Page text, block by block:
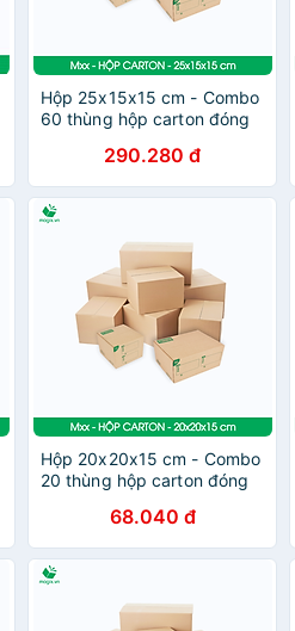
Hộp 25x15x15 cm - Combo
60 thùng hộp carton đóng
290.280 đ
Hộp 20x20x15 cm - Combo
20 thùng hộp carton đóng
68.040 đ